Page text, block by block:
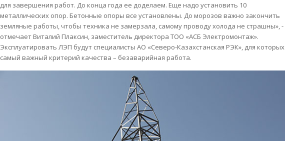
для завершения работ. До конца года ее доделаем. Еще надо установить 10
металлических опор. Бетонные опоры все установлены. До морозов важно закончить
земляные работы, чтобы техника не замерзала, самому проводу холода не страшны»,-
отмечает Виталий Плаксин, заместитель директора ТОО «АСБ Электромонтаж».
Эксплуатировать ЛЭП будут специалисты АО «Северо-Казахстанская РЭК», для которых
самый важный критерий качества – безаварийная работа.